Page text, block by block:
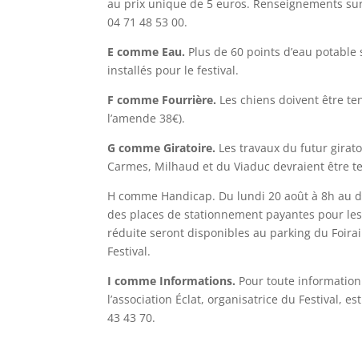
au prix unique de 5 euros. Renseignements
04 71 48 53 00.
E comme Eau. Plus de 60 points d’eau
installés pour le festival.
F comme Fourrière. Les chiens doivent être
l’amende 38€).
G comme Giratoire. Les travaux du futur
Carmes, Milhaud et du Viaduc devraient être
H comme Handicap. Du lundi 20 août à 8h au
des places de stationnement payantes pour
réduite seront disponibles au parking du
Festival.
I comme Informations. Pour toute
l’association Éclat, organisatrice du Festival,
43 43 70.